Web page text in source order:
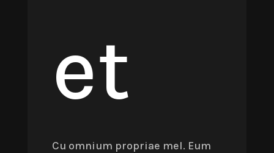
et
Cu omnium propriae mel. Eum